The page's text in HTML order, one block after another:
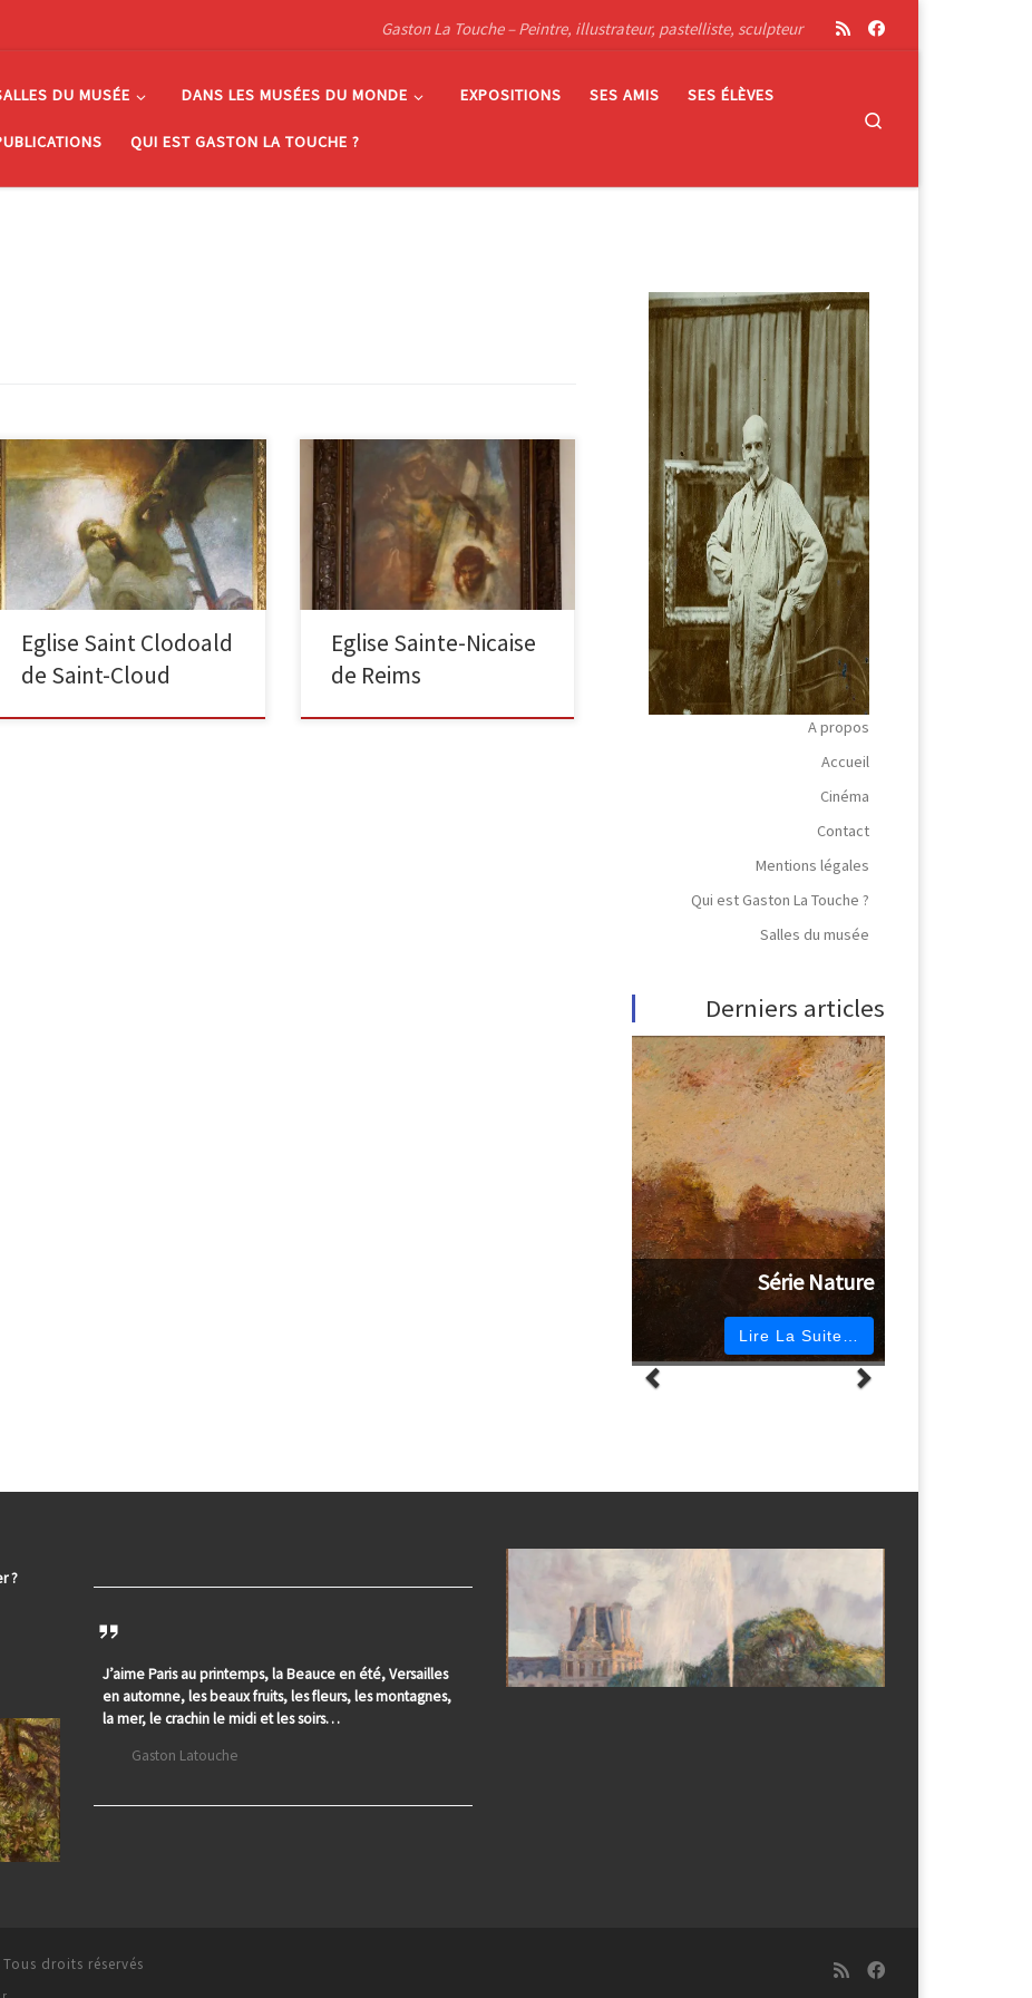
Gaston La Touche – Peintre, illustrateur, pastelliste, sculpteur
DU MUSÉE DANS LES MUSÉES DU MONDE EXPOSITIONS SES AMIS SES ÉLÈVES
QUI EST GASTON LA TOUCHE ?
Descente de croix C’est une église
magnifique, avec une luminosité
particulière. Elle surplombe la ville
et la Seine, avec Paris […]
Eglise Saint Clodoald
de Saint-Cloud
Le portement de croix Pastel sur
papier, 80 x 60cm Dans un halo de
camaïeu jaune et bleu, le Christ […]
Eglise Sainte-Nicaise
de Reims
A propos
Accueil
Cinéma
Contact
Mentions légales
Qui est Gaston La Touche ?
Salles du musée
Derniers articles
Série Nature
Lire La Suite…
?
J’aime Paris au printemps, la Beauce en été, Versailles
en automne, les beaux fruits, les fleurs, les montagnes,
la mer, le crachin le midi et les soirs…
Gaston Latouche
Tous droits réservés